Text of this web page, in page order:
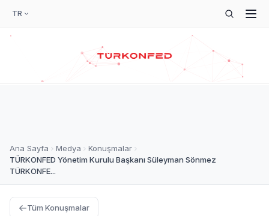
TR
Ana Sayfa Medya
Konuşmalar
TÜRKONFED Yönetim Kurulu Başkanı Süleyman Sönmez
TÜRKONFE...
Tüm Konuşmalar